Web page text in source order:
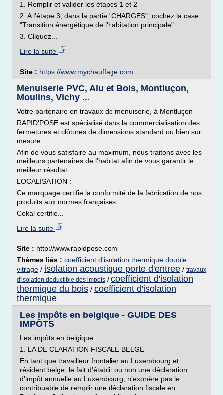
1. Remplir et valider les étapes 1 et 2
2. A l'étape 3, dans la partie "CHARGES", cochez la case
"Transition énergétique de l'habitation principale"
3. Cliquez...
Lire la suite
Site : https://www.mychauffage.com
Menuiserie PVC, Alu et Bois, Montluçon,
Moulins, Vichy ...
Votre partenaire en travaux de menuiserie, à Montluçon
RAPID'POSE est spécialisé dans la commercialisation des
fermetures et clôtures de dimensions standard ou bien sur
mesure.
Afin de vous satisfaire au maximum, nous traitons avec les
meilleurs partenaires de l'habitat afin de vous garantir le
meilleur résultat.
LOCALISATION :
Ce marquage certifie la conformité de la fabrication de nos
produits aux normes françaises.
Cekal certifie...
Lire la suite
Site : http://www.rapidpose.com
Thèmes liés : coefficient d'isolation thermique double
vitrage / isolation acoustique porte d'entree / travaux
d'isolation deductible des impots / coefficient d'isolation
thermique du bois / coefficient d'isolation
thermique
Les impôts en belgique - GUIDE DES
IMPÔTS
Les impôts en belgique
1. LA DE CLARATION FISCALE BELGE
En tant que travailleur frontalier au Luxembourg et
résident belge, le fait d'établir ou non une déclaration
d'impôt annuelle au Luxembourg, n'exonère pas le
contribuable de remplir une déclaration fiscale en